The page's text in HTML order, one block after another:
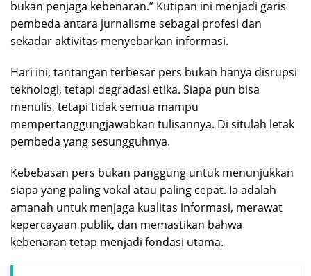
bukan penjaga kebenaran.” Kutipan ini menjadi garis
pembeda antara jurnalisme sebagai profesi dan
sekadar aktivitas menyebarkan informasi.
Hari ini, tantangan terbesar pers bukan hanya disrupsi
teknologi, tetapi degradasi etika. Siapa pun bisa
menulis, tetapi tidak semua mampu
mempertanggungjawabkan tulisannya. Di situlah letak
pembeda yang sesungguhnya.
Kebebasan pers bukan panggung untuk menunjukkan
siapa yang paling vokal atau paling cepat. Ia adalah
amanah untuk menjaga kualitas informasi, merawat
kepercayaan publik, dan memastikan bahwa
kebenaran tetap menjadi fondasi utama.